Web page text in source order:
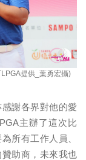
提供_葉勇宏攝)
謝各界對他的愛
主辦了這次比
所有工作人員、
助商，未來我也